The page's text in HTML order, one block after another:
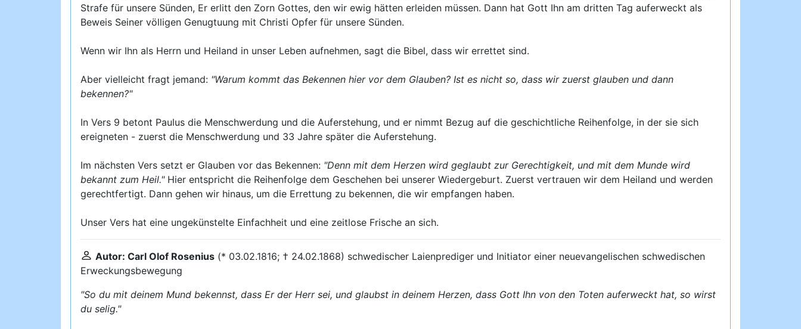
Strafe für unsere Sünden, Er erlitt den Zorn Gottes, den wir ewig hätten erleiden müssen. Dann hat Gott Ihn am dritten Tag auferweckt als
Beweis Seiner völligen Genugtuung mit Christi Opfer für unsere Sünden.
Wenn wir Ihn als Herrn und Heiland in unser Leben aufnehmen, sagt die Bibel, dass wir errettet sind.
Aber vielleicht fragt jemand: "Warum kommt das Bekennen hier vor dem Glauben? Ist es nicht so, dass wir zuerst glauben und dann
bekennen?"
In Vers 9 betont Paulus die Menschwerdung und die Auferstehung, und er nimmt Bezug auf die geschichtliche Reihenfolge, in der sie sich
ereigneten - zuerst die Menschwerdung und 33 Jahre später die Auferstehung.
Im nächsten Vers setzt er Glauben vor das Bekennen: "Denn mit dem Herzen wird geglaubt zur Gerechtigkeit, und mit dem Munde wird
bekannt zum Heil."Hier entspricht die Reihenfolge dem Geschehen bei unserer Wiedergeburt. Zuerst vertrauen wir dem Heiland und werden
gerechtfertigt. Dann gehen wir hinaus, um die Errettung zu bekennen, die wir empfangen haben.
Unser Vers hat eine ungekünstelte Einfachheit und eine zeitlose Frische an sich.
Autor: Carl Olof Rosenius (* 03.02.1816; † 24.02.1868) schwedischer Laienprediger und Initiator einer neuevangelischen schwedischen
Erweckungsbewegung
"So du mit deinem Mund bekennst, dass Er der Herr sei, und glaubst in deinem Herzen, dass Gott Ihn von den Toten auferweckt hat, so wirst
du selig."